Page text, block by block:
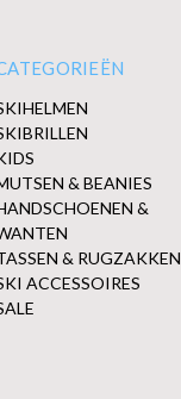
& BEANIES
&
& RUGZAKKEN
ACCESSOIRES